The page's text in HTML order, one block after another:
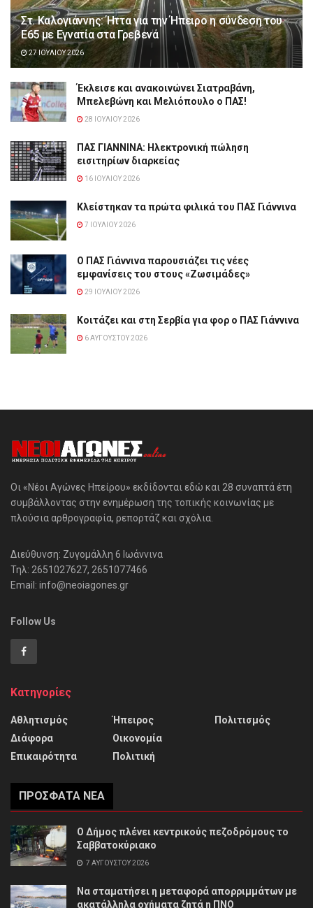
Στ. Καλογιάννης: Ήττα για την Ήπειρο η σύνδεση του
Ε65 με Εγνατία στα Γρεβενά
27 ΙΟΥΛΊΟΥ 2026
Έκλεισε και ανακοινώνει Σιατραβάνη,
Μπελεβώνη και Μελιόπουλο ο ΠΑΣ!
28 ΙΟΥΛΊΟΥ 2026
ΠΑΣ ΓΙΑΝΝΙΝΑ: Hλεκτρονική πώληση
εισιτηρίων διαρκείας
16 ΙΟΥΛΊΟΥ 2026
Κλείστηκαν τα πρώτα φιλικά του ΠΑΣ Γιάννινα
7 ΙΟΥΛΊΟΥ 2026
Ο ΠΑΣ Γιάννινα παρουσιάζει τις νέες
εμφανίσεις του στους «Ζωσιμάδες»
29 ΙΟΥΛΊΟΥ 2026
Κοιτάζει και στη Σερβία για φορ ο ΠΑΣ Γιάννινα
6 ΑΥΓΟΎΣΤΟΥ 2026
Οι «Νέοι Αγώνες Ηπείρου» εκδίδονται εδώ και 28 συναπτά έτη
συμβάλλοντας στην ενημέρωση της τοπικής κοινωνίας με
πλούσια αρθρογραφία, ρεπορτάζ και σχόλια.
Διεύθυνση: Ζυγομάλλη 6 Ιωάννινα
Τηλ: 2651027627, 2651077466
Email: info@neoiagones.gr
Follow Us
Κατηγορίες
Αθλητισμός
Διάφορα
Επικαιρότητα
Ήπειρος
Οικονομία
Πολιτική
Πολιτισμός
ΠΡΌΣΦΑΤΑ ΝΈΑ
Ο Δήμος πλένει κεντρικούς πεζοδρόμους το
Σαββατοκύριακο
7 ΑΥΓΟΎΣΤΟΥ 2026
Να σταματήσει η μεταφορά απορριμμάτων με
ακατάλληλα οχήματα ζητά η ΠΝΟ